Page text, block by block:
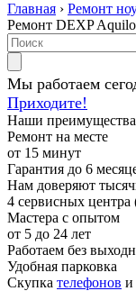
Главная › Ремонт
Ремонт DEXP
Мы работаем
Приходите!
Наши преимущества
Ремонт на месте
от 15 минут
Гарантия до 6
Нам доверяют
4 сервисных центра
Мастера с опытом
от 5 до 24 лет
Работаем без
Удобная парковка
Скупка телефонов и